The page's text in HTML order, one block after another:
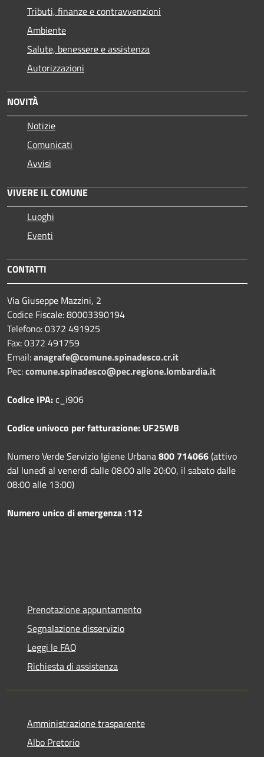
Tributi, finanze e contravvenzioni
Ambiente
Salute, benessere e assistenza
Autorizzazioni
NOVITÀ
Notizie
Comunicati
Avvisi
VIVERE IL COMUNE
Luoghi
Eventi
CONTATTI
Via Giuseppe Mazzini, 2
Codice Fiscale: 80003390194
Telefono:0372 491925
Fax:0372 491759
Email:anagrafe@comune.spinadesco.cr.it
Pec:comune.spinadesco@pec.regione.lombardia.it
Codice IPA:c_i906
Codice univoco per fatturazione: UF25WB
Numero Verde Servizio Igiene Urbana800 714066(attivo
dal lunedì al venerdì dalle 08:00 alle 20:00, il sabato dalle
08:00 alle 13:00)
Numero unico di emergenza :112
Prenotazione appuntamento
Segnalazione disservizio
Leggi le FAQ
Richiesta di assistenza
Amministrazione trasparente
Albo Pretorio